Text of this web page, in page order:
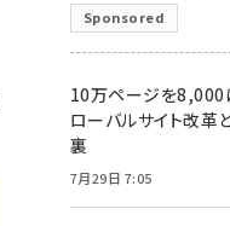
Sponsored
10万ページを8,000
ローバルサイト改革
裏
7月29日 7:05